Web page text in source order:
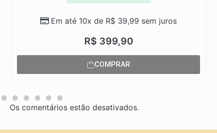
R$ 399,90
Em até 10x de R$ 39,99 sem juros
COMPRAR
Os comentários estão desativados.